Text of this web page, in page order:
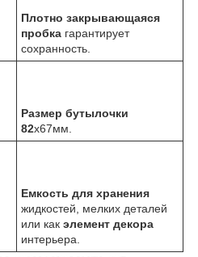
Плотно закрывающаяся
пробка гарантирует
сохранность.
Размер бутылочки
82х67мм.
Емкость для хранения
жидкостей, мелких деталей
или как элемент декора
интерьера.